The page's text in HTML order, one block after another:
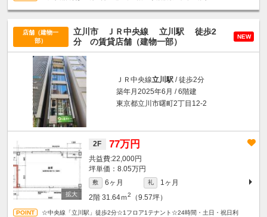
店舗（建物一
部）
立川市 ＪＲ中央線 立川駅
徒歩2
分 の賃貸店舗（建物一部） NEW
ＪＲ中央線立川駅 / 徒歩2分
築年月2025年6月 / 6階建
東京都立川市曙町2丁目12-2
2F 77万円
22,000円
坪単価：8.05万円
敷 6ヶ月 礼
1ヶ月
2階 31.64ｍ2 （9.57坪）
☆中央線「立川駅」徒歩2分☆1フロア1テナント☆24時間・土日・祝日利